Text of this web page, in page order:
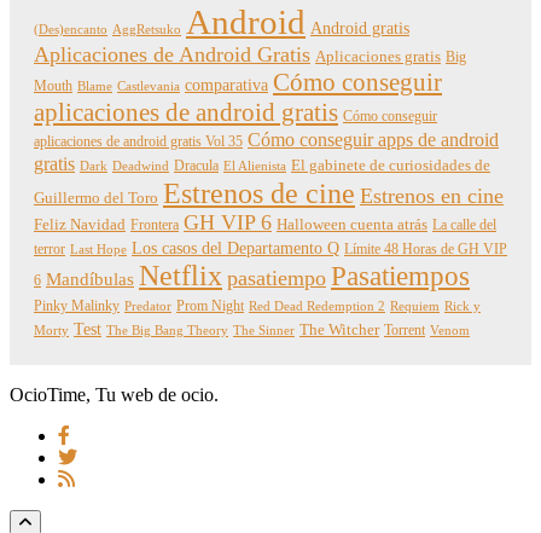
(Des)encanto AggRetsuko Android Android gratis
Aplicaciones de Android Gratis Aplicaciones gratis Big
Mouth Blame Castlevania comparativa Cómo conseguir
aplicaciones de android gratis Cómo conseguir
aplicaciones de android gratis Vol 35 Cómo conseguir apps de android
gratis Dark Deadwind Dracula El Alienista El gabinete de curiosidades de
Guillermo del Toro Estrenos de cine Estrenos en cine
Feliz Navidad Frontera GH VIP 6 Halloween cuenta atrás La calle del
terror Last Hope Los casos del Departamento Q Límite 48 Horas de GH VIP
6 Mandíbulas Netflix pasatiempo Pasatiempos
Pinky Malinky Predator Prom Night Red Dead Redemption 2 Requiem Rick y
Morty Test The Big Bang Theory The Sinner The Witcher Torrent Venom
OcioTime, Tu web de ocio.